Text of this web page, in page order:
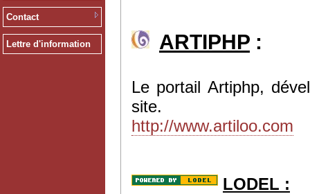
Contact
Lettre d'information ARTIPHP :
Le portail Artiphp,
site.
http://www.artiloo.com
LODEL :